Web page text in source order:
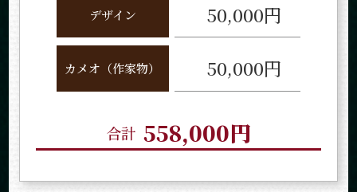
デザイン 50,000円
カメオ（作家物） 50,000円
合計 558,000円